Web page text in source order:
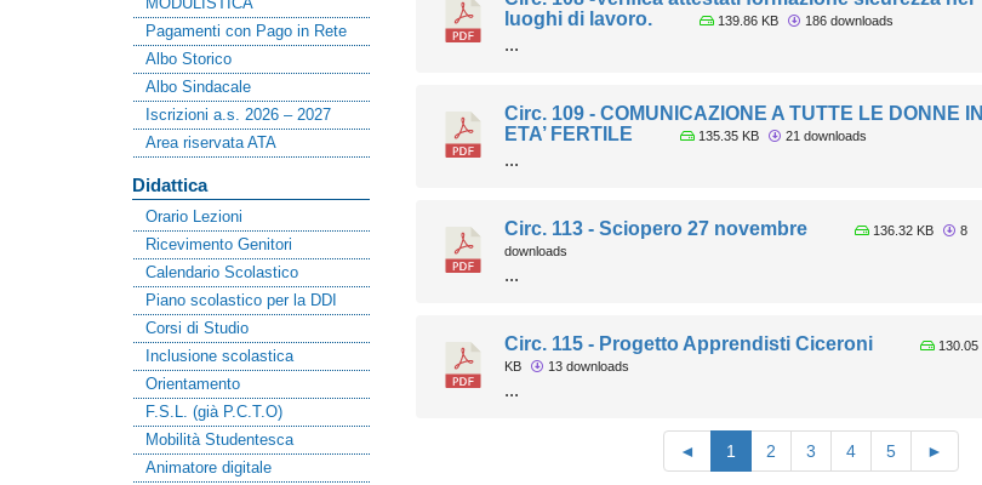
Pagamenti con Pago in Rete
Albo Storico
Albo Sindacale
Iscrizioni a.s. 2026 – 2027
Area riservata ATA
Didattica
Orario Lezioni
Ricevimento Genitori
Calendario Scolastico
Piano scolastico per la DDI
Corsi di Studio
Inclusione scolastica
Orientamento
F.S.L. (già P.C.T.O)
Mobilità Studentesca
Animatore digitale
luoghi di lavoro.
139.86 KB 186 downloads
...
Circ. 109 - COMUNICAZIONE A TUTTE LE DONNE IN
ETA’ FERTILE
135.35 KB 21 downloads
...
Circ. 113 - Sciopero 27 novembre 136.32 KB
8
downloads
...
Circ. 115 - Progetto Apprendisti Ciceroni
130.05
KB
13 downloads
...
◄ 1 2 3 4 5 ►